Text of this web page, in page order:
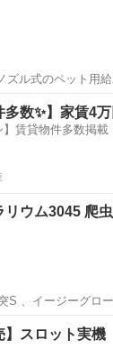
式のペット用給水器
ン - 構造: ノズル
た。 うまく使えな
その他
多数✨】家賃4
】賃貸物件多数掲載
グラステ
S 、イージーグロ
、使用による水垢
】スロット実